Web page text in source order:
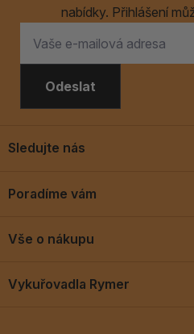
nabídky. Přihlášení
Odeslat
Poradíme vám
Blog
Vše o nákupu
Vykuřovadla Rymer
Sledujte nás